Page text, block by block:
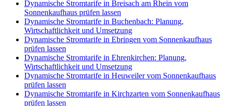
Dynamische Stromtarife in Breisach am Rhein vom
Sonnenkaufhaus prüfen lassen
Dynamische Stromtarife in Buchenbach: Planung,
Wirtschaftlichkeit und Umsetzung
Dynamische Stromtarife in Ebringen vom Sonnenkaufhaus
prüfen lassen
Dynamische Stromtarife in Ehrenkirchen: Planung,
Wirtschaftlichkeit und Umsetzung
Dynamische Stromtarife in Heuweiler vom Sonnenkaufhaus
prüfen lassen
Dynamische Stromtarife in Kirchzarten vom Sonnenkaufhaus
prüfen lassen